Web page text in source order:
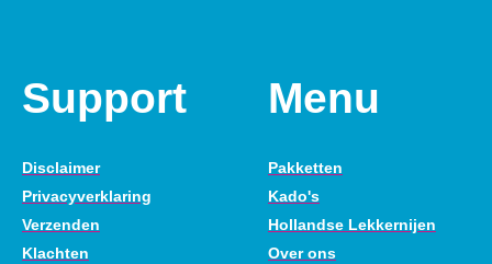
Support
Disclaimer
Privacyverklaring
Verzenden
Klachten
Menu
Pakketten
Kado's
Hollandse Lekkernijen
Over ons